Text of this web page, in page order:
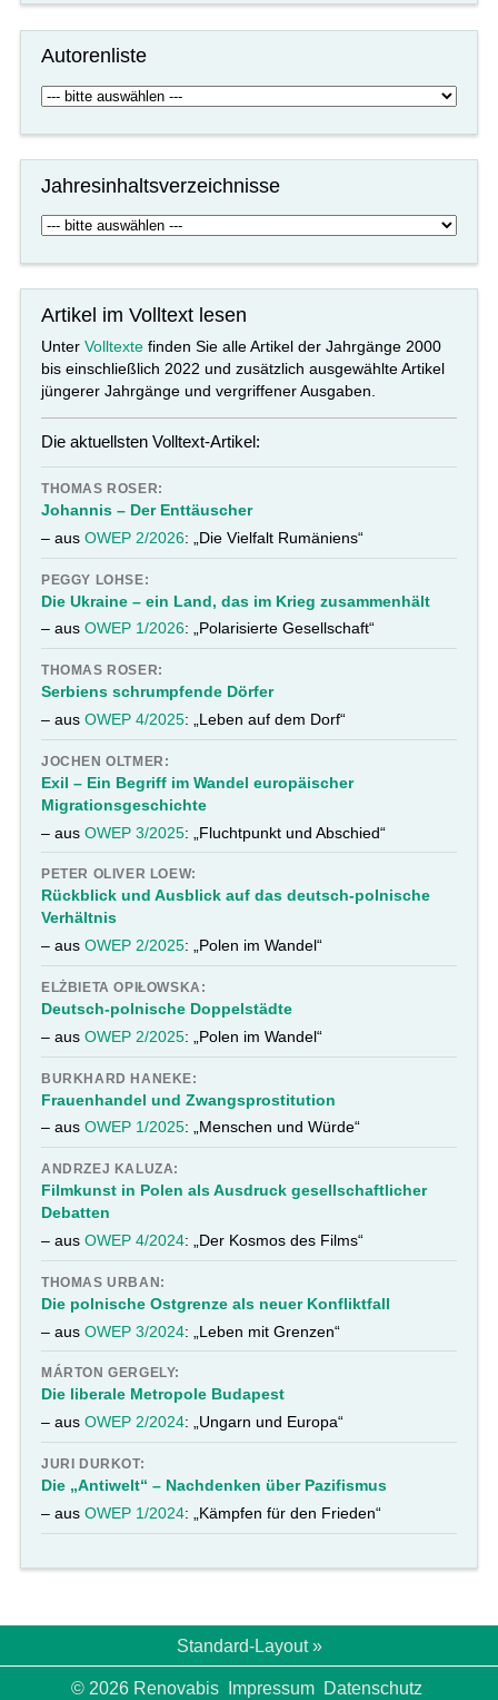
Autorenliste
Jahresinhaltsverzeichnisse
Artikel im Volltext lesen
UnterVolltexte finden Sie alle Artikel der Jahrgänge 2000
bis einschließlich 2022 und zusätzlich ausgewählte Artikel
jüngerer Jahrgänge und vergriffener Ausgaben.
Die aktuellsten Volltext-Artikel:
THOMAS ROSER:
Johannis – Der Enttäuscher
– ausOWEP 2/2026: „Die Vielfalt Rumäniens“
PEGGY LOHSE:
Die Ukraine – ein Land, das im Krieg zusammenhält
– ausOWEP 1/2026: „Polarisierte Gesellschaft“
THOMAS ROSER:
Serbiens schrumpfende Dörfer
– ausOWEP 4/2025: „Leben auf dem Dorf“
JOCHEN OLTMER:
Exil – Ein Begriff im Wandel europäischer
Migrationsgeschichte
– ausOWEP 3/2025: „Fluchtpunkt und Abschied“
PETER OLIVER LOEW:
Rückblick und Ausblick auf das deutsch-polnische
Verhältnis
– ausOWEP 2/2025: „Polen im Wandel“
ELŻBIETA OPIŁOWSKA:
Deutsch-polnische Doppelstädte
– ausOWEP 2/2025: „Polen im Wandel“
BURKHARD HANEKE:
Frauenhandel und Zwangsprostitution
– ausOWEP 1/2025: „Menschen und Würde“
ANDRZEJ KALUZA:
Filmkunst in Polen als Ausdruck gesellschaftlicher
Debatten
– ausOWEP 4/2024: „Der Kosmos des Films“
THOMAS URBAN:
Die polnische Ostgrenze als neuer Konfliktfall
– ausOWEP 3/2024: „Leben mit Grenzen“
MÁRTON GERGELY:
Die liberale Metropole Budapest
– ausOWEP 2/2024: „Ungarn und Europa“
JURI DURKOT:
Die „Antiwelt“ – Nachdenken über Pazifismus
– ausOWEP 1/2024: „Kämpfen für den Frieden“
Standard-Layout »
© 2026 Renovabis Impressum Datenschutz